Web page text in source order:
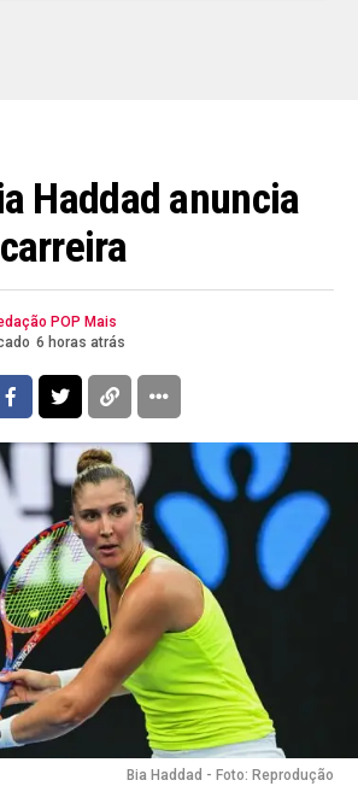
Haddad anuncia
POP Mais
6 horas atrás
Bia Haddad - Foto: Reprodução